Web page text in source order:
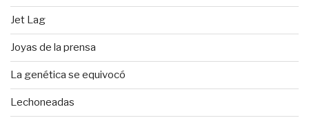
Jet Lag
Joyas de la prensa
La genética se equivocó
Lechoneadas